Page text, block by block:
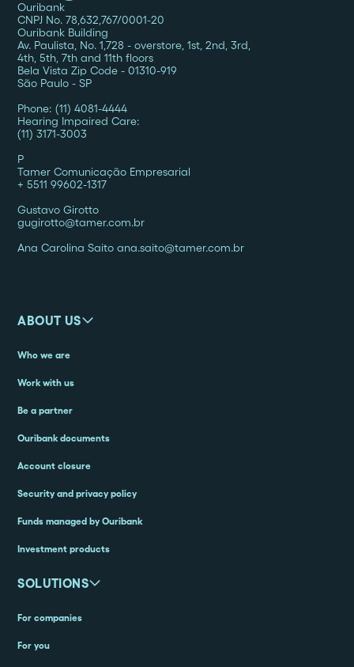
Ouribank
CNPJ No. 78,632,767/0001-20
Ouribank Building
Av. Paulista, No. 1,728 - overstore, 1st, 2nd, 3rd,
4th, 5th, 7th and 11th floors
Bela Vista Zip Code - 01310-919
São Paulo - SP
Phone: (11) 4081-4444
Hearing Impaired Care:
(11) 3171-3003
P
Tamer Comunicação Empresarial
+ 5511 99602-1317
Gustavo Girotto
gugirotto@tamer.com.br
Ana Carolina Saito ana.saito@tamer.com.br
ABOUT US
Who we are
Work with us
Be a partner
Ouribank documents
Account closure
Security and privacy policy
Funds managed by Ouribank
Investment products
SOLUTIONS
For companies
For you